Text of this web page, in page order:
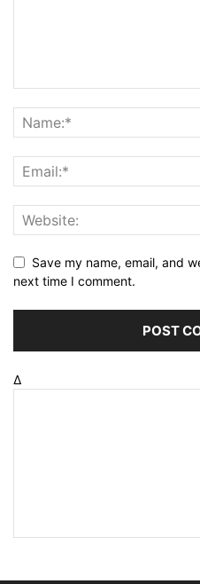
Save my name, email, and
next time I comment.
Δ